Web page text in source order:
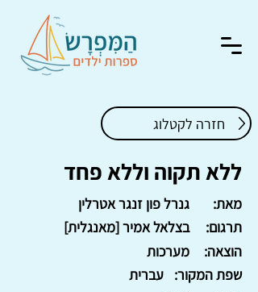
חזרה לקטלוג
ללא תקוה וללא פחד
גנרל פון זנגר אטרלין
מאת:
בצלאל אמיר [מאנגלית]
תרגום:
מערכות
הוצאה:
עברית
שפת המקור: